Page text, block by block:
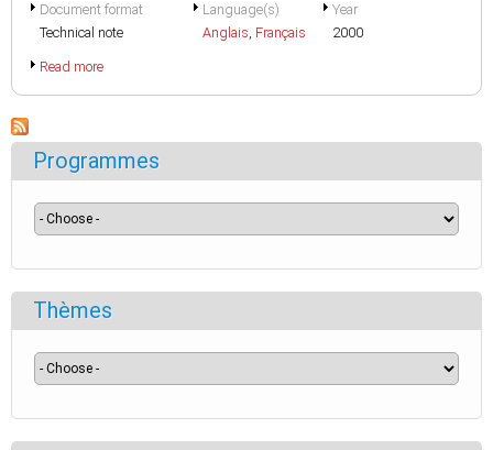
Document format
Technical note
Language(s)
Anglais, Français
Year
2000
Read more
Programmes
Thèmes